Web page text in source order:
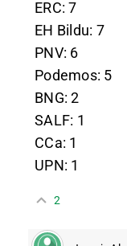
ERC: 7
EH Bildu: 7
PNV: 6
Podemos: 5
BNG: 2
SALF: 1
CCa: 1
UPN: 1
2